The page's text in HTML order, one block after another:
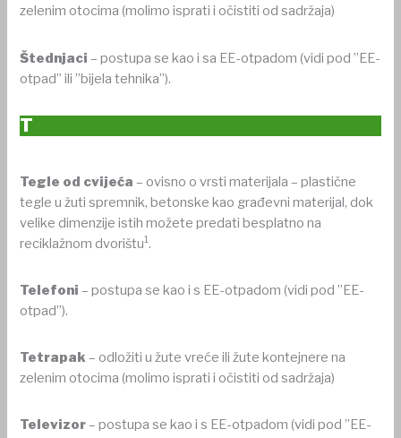
zelenim otocima (molimo isprati i očistiti od sadržaja)
Štednjaci– postupa se kao i sa EE-otpadom (vidi pod ”EE-
otpad” ili ”bijela tehnika”).
T
Tegle od cvijeća – ovisno o vrsti materijala – plastične
tegle u žuti spremnik, betonske kao građevni materijal, dok
velike dimenzije istih možete predati besplatno na
reciklažnom dvorištu1.
Telefoni– postupa se kao i s EE-otpadom (vidi pod ”EE-
otpad”).
Tetrapak– odložiti u žute vreće ili žute kontejnere na
zelenim otocima (molimo isprati i očistiti od sadržaja)
Televizor– postupa se kao i s EE-otpadom (vidi pod ”EE-